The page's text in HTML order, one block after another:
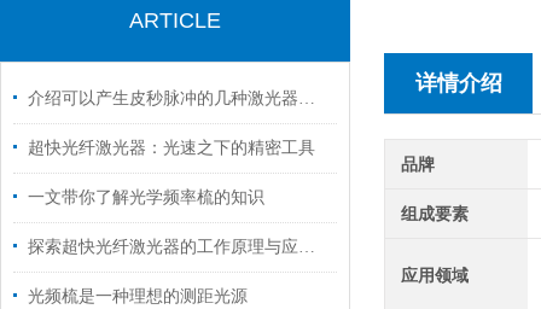
详情介绍
品牌
组成要素
应用领域
ARTICLE
介绍可以产生皮秒脉冲的几种激光器类型
超快光纤激光器：光速之下的精密工具
一文带你了解光学频率梳的知识
探索超快光纤激光器的工作原理与应用前景
光频梳是一种理想的测距光源